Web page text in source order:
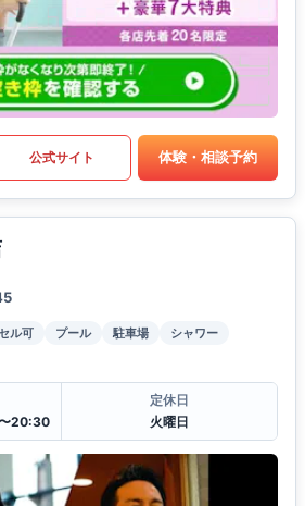
公式サイト 体験・相談予約
ル可 プール 駐車場
シャワー
20:30
定休日
火曜日